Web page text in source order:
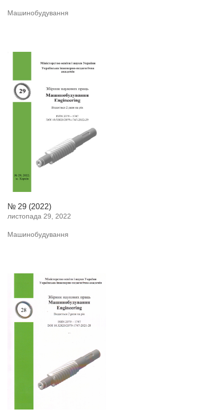
Машинобудування
№ 29 (2022)
листопада 29, 2022
Машинобудування